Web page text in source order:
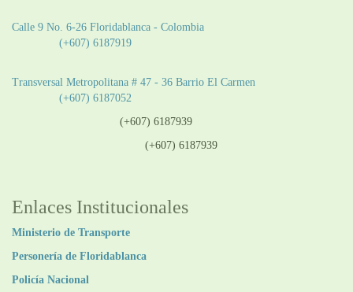
Calle 9 No. 6-26 Floridablanca - Colombia
(+607) 6187919
Transversal Metropolitana # 47 - 36 Barrio El Carmen
(+607) 6187052
(+607) 6187939
(+607) 6187939
Enlaces Institucionales
Ministerio de Transporte
Personería de Floridablanca
Policía Nacional